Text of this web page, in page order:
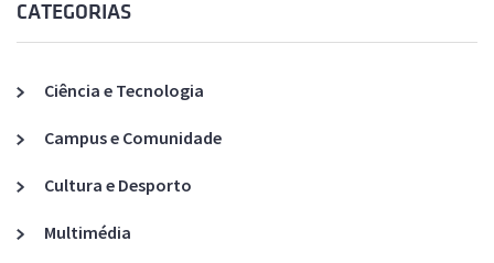
CATEGORIAS
Ciência e Tecnologia
Campus e Comunidade
Cultura e Desporto
Multimédia